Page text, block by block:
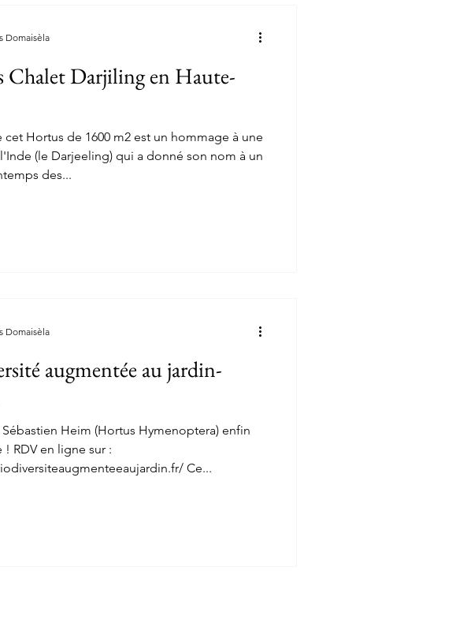
Chalet Darjiling en Haute-
cet Hortus de 1600 m2 est un hommage à une
(le Darjeeling) qui a donné son nom à un
des...
Domaisèla
augmentée au jardin-
Heim (Hortus Hymenoptera) enfin
RDV en ligne sur :
Ce...
Domaisèla